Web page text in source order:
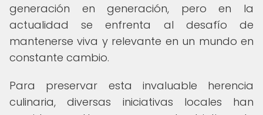
generación en generación, pero en la
actualidad se enfrenta al desafío de
mantenerse viva y relevante en un mundo en
constante cambio.
Para preservar esta invaluable herencia
culinaria, diversas iniciativas locales han